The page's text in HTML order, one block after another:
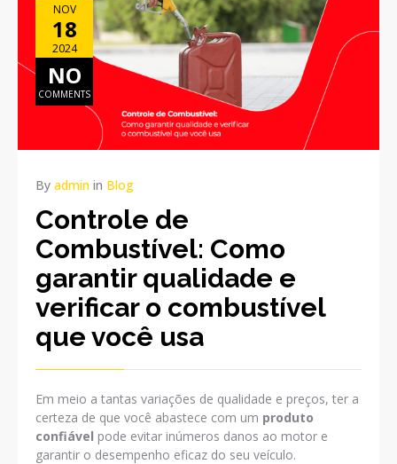
NOV
18
2024
NO
COMMENTS
By admin in Blog
Controle de
Combustível: Como
garantir qualidade e
verificar o combustível
que você usa
Em meio a tantas variações de qualidade e preços, ter a
certeza de que você abastece com um produto
confiável pode evitar inúmeros danos ao motor e
garantir o desempenho eficaz do seu veículo.